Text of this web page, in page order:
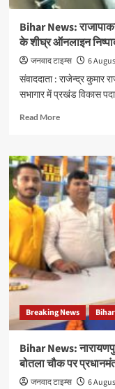
अभियान
मिल
रही
नई
दिशा
Bihar News:
के शीघ्र ऑनलाइन
जनवाद टाइम्स
6
संवाददाता : राजेन्द्र कुमार
सभागार में प्रखंड विकास
Read MoreRead
Bihar
News:
राजापाकर
प्रखंड
कार्यालय
में
बैठक,
राशन
कार्ड
आवेदनों
ऑनलाइन
निष्पादन
दिए
गए
निर्देश
Breaking News Bihar
Bihar News:
बोतला चौक पर
जनवाद टाइम्स
6